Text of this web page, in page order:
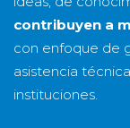
contribuyen a
con enfoque de
asistencia
instituciones.